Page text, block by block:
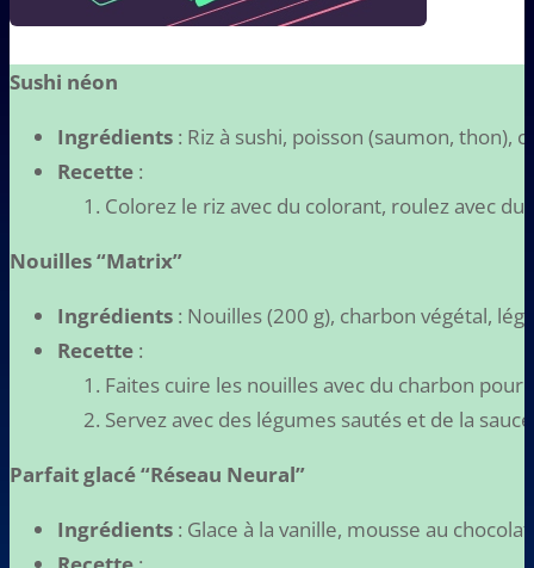
Sushi néon
Ingrédients : Riz à sushi, poisson (saumon, thon),
Recette :
Colorez le riz avec du colorant, roulez avec du
Nouilles “Matrix”
Ingrédients : Nouilles (200 g), charbon végétal,
Recette :
Faites cuire les nouilles avec du charbon pour
Servez avec des légumes sautés et de la
Parfait glacé “Réseau Neural”
Ingrédients : Glace à la vanille, mousse au